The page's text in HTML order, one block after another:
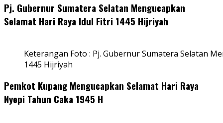
Pj. Gubernur Sumatera Selatan Mengucapkan
Selamat Hari Raya Idul Fitri 1445 Hijriyah
Keterangan Foto : Pj. Gubernur Sumatera Selatan
1445 Hijriyah
Pemkot Kupang Mengucapkan Selamat Hari Raya
Nyepi Tahun Caka 1945 H